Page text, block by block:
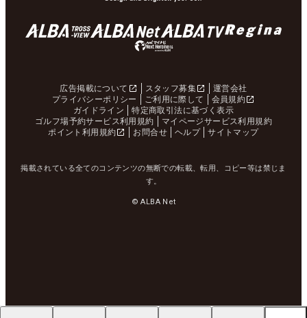
広告掲載について スタッフ募集
運営会社
プライバシーポリシー
ご利用に際して
会員規約
ガイドライン
特定商取引法に基づく表示
ゴルフ場予約サービス利用規約
マイページサービス利用規約
ポイント利用規約
お問合せ ヘルプ サイトマップ
掲載されている全てのコンテンツの無断での転載、転用、コピー等は禁じま
す。
© ALBA Net